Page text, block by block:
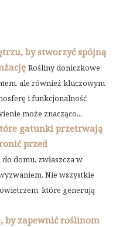
by stworzyć spójną
Rośliny doniczkowe
ale również kluczowym
i funkcjonalność
może znacząco...
gatunki przetrwają
przed
domu, zwłaszcza w
Nie wszystkie
które generują
by zapewnić roślinom